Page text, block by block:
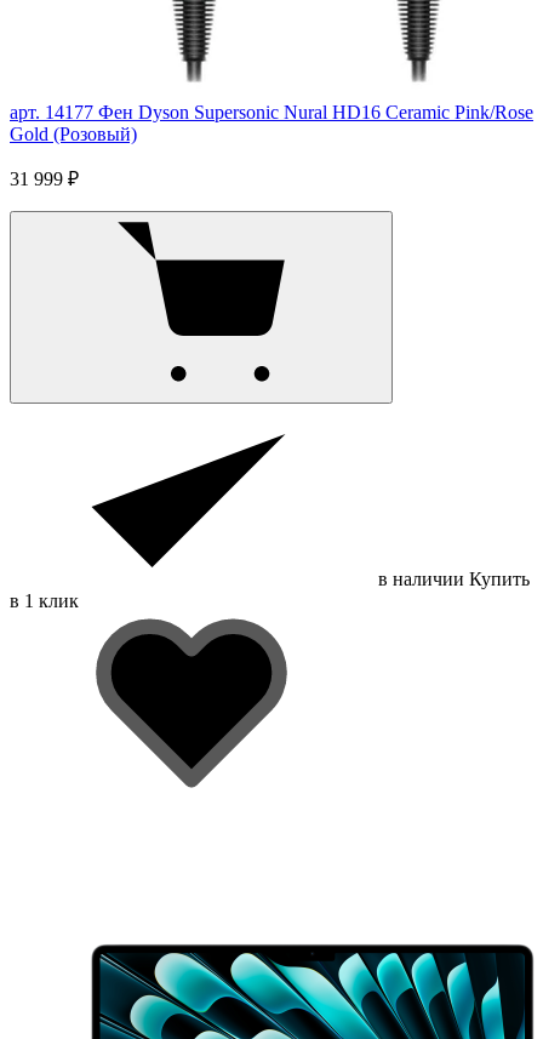
арт. 14177 Фен Dyson Supersonic Nural HD16 Ceramic Pink/Rose
Gold (Розовый)
31 999 ₽
в наличии Купить
в 1 клик